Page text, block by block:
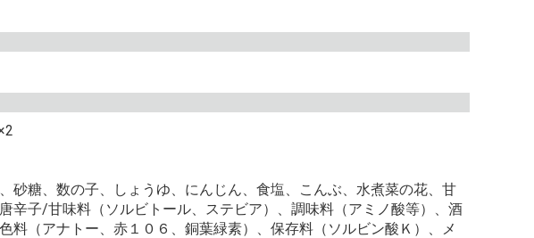
砂糖、数の子、しょうゆ、にんじん、食塩、こんぶ、水煮菜の花、甘
辛子/甘味料（ソルビトール、ステビア）、調味料（アミノ酸等）、酒
料（アナトー、赤１０６、銅葉緑素）、保存料（ソルビン酸Ｋ）、メ